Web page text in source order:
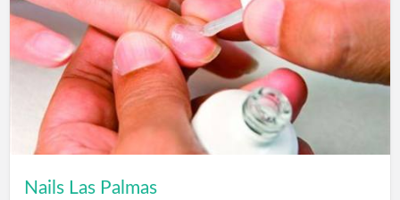
está unido al estrés mecánico;Reducción de la
inflamación local Formación de nuevos vasos
sanguíneos Reactivación de los procesos de
reparación Restauración de la movilidad de las
articulaciones Tendinopatías agudas Tendinitis
calcificada y no calcificada Síndromes álgicos
musculares Epicondilitis del húmero radial/cubital
Bursitis Síndrome del t…
Nails Las Palmas